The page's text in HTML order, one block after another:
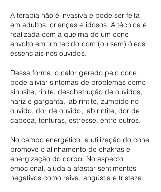
A terapia não é invasiva e pode ser feita
em adultos, crianças e idosos. A técnica é
realizada com a queima de um cone
envolto em um tecido com (ou sem) óleos
essenciais nos ouvidos.
Dessa forma, o calor gerado pelo cone
pode aliviar sintomas de problemas como
sinusite, rinite, desobstrução de ouvidos,
nariz e garganta, labirintite, zumbido no
ouvido, dor de ouvido, labirintite, dor de
cabeça, tonturas, estresse, entre outros.
No campo energético, a utilização do cone
promove o alinhamento de chakras e
energização do corpo. No aspecto
emocional, ajuda a afastar sentimentos
negativos como raiva, angústia e tristeza.